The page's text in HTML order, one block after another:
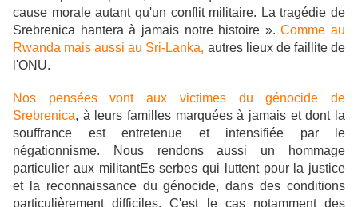
cause morale autant qu'un conflit militaire. La tragédie de
Srebrenica hantera à jamais notre histoire ».Comme au
Rwanda mais aussi au Sri-Lanka, autres lieux de faillite de
l'ONU.
Nos pensées vont aux victimes du génocide de
Srebrenica, à leurs familles marquées à jamais et dont la
souffrance est entretenue et intensifiée par le
négationnisme. Nous rendons aussi un hommage
particulier aux militantEs serbes qui luttent pour la justice
et la reconnaissance du génocide, dans des conditions
particulièrement difficiles. C'est le cas notamment des